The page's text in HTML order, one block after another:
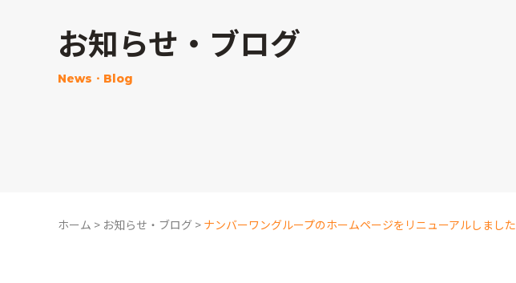
お知らせ・ブログ
News・Blog
ホーム > お知らせ・ブログ > ナンバーワングループのホームページをリニューアルしました